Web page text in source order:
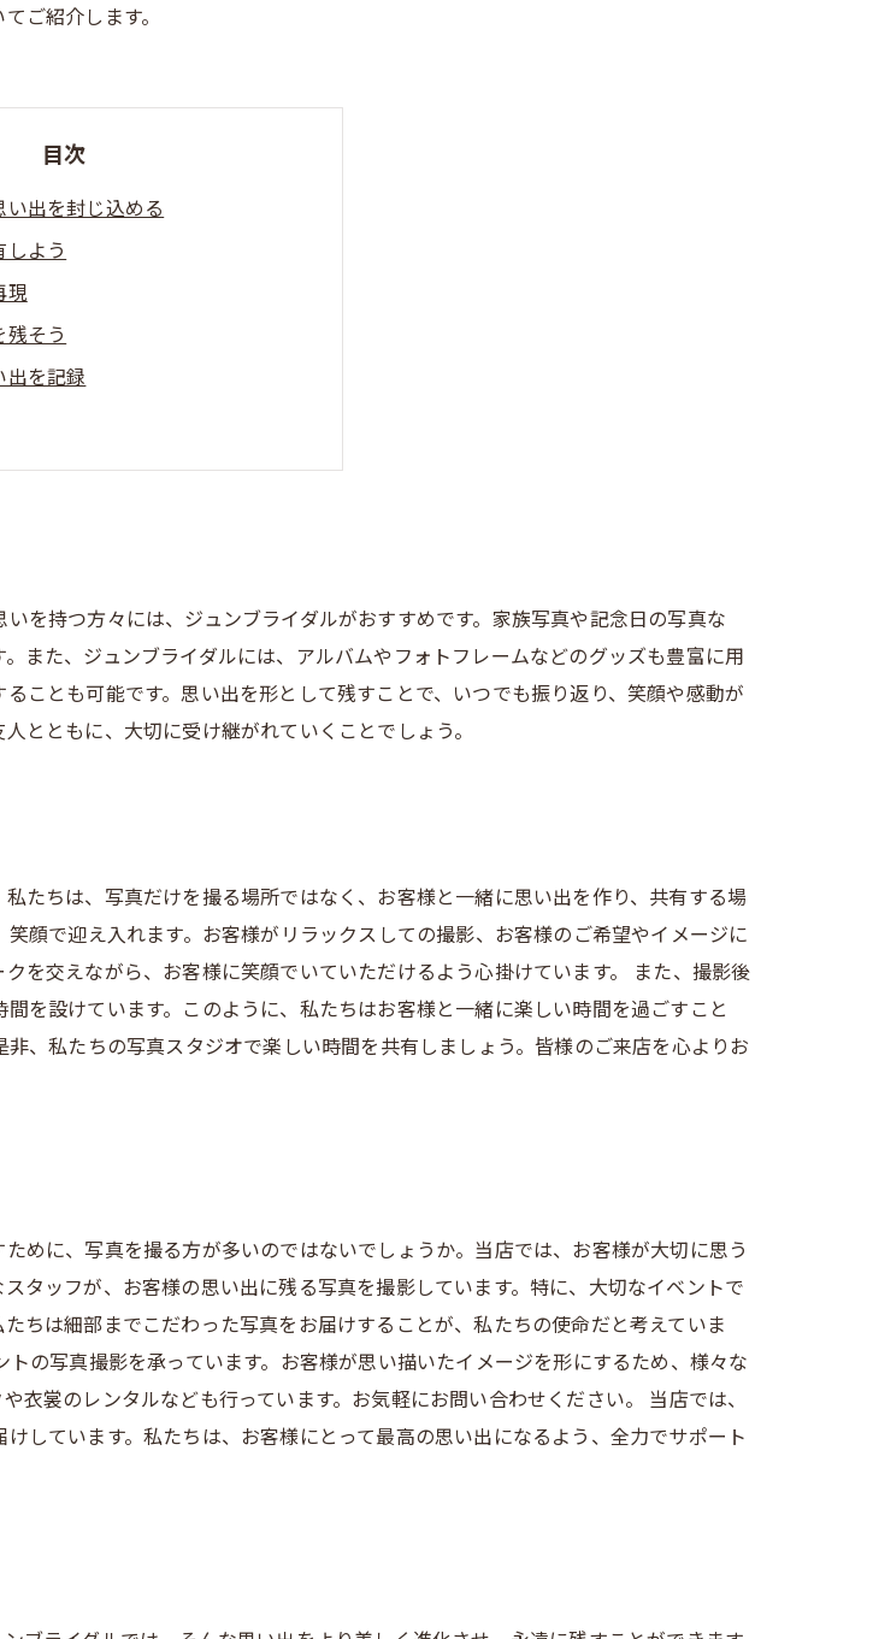
ご紹介します。
目次
出を封じ込める
よう
現
そう
出を記録
を持つ方々には、ジュンブライダルがおすすめです。家族写真や記念日の写真な
また、ジュンブライダルには、アルバムやフォトフレームなどのグッズも豊富に用
ことも可能です。思い出を形として残すことで、いつでも振り返り、笑顔や感動が
とともに、大切に受け継がれていくことでしょう。
たちは、写真だけを撮る場所ではなく、お客様と一緒に思い出を作り、共有する場
顔で迎え入れます。お客様がリラックスしての撮影、お客様のご希望やイメージに
を交えながら、お客様に笑顔でいていただけるよう心掛けています。 また、撮影後
を設けています。このように、私たちはお客様と一緒に楽しい時間を過ごすこと
、私たちの写真スタジオで楽しい時間を共有しましょう。皆様のご来店を心よりお
めに、写真を撮る方が多いのではないでしょうか。当店では、お客様が大切に思う
タッフが、お客様の思い出に残る写真を撮影しています。特に、大切なイベントで
ちは細部までこだわった写真をお届けすることが、私たちの使命だと考えていま
の写真撮影を承っています。お客様が思い描いたイメージを形にするため、様々な
裳のレンタルなども行っています。お気軽にお問い合わせください。 当店では、
しています。私たちは、お客様にとって最高の思い出になるよう、全力でサポート